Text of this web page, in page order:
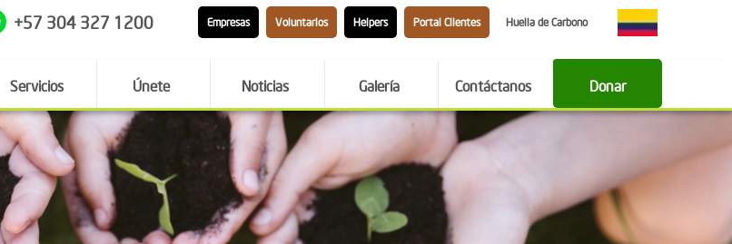
+57 304 327 1200 Empresas Voluntarios Helpers Portal Clientes Huella de Carbono
Servicios Únete Noticias Galería Contáctanos Donar